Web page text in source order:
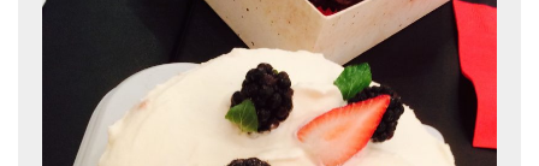
About Us
メールお便り登録
LINEお友だち登録
お客様の声